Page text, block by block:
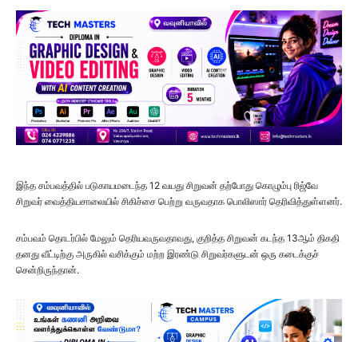
இந்த சம்பவத்தில் படுகாயமடைந்த 12 வயது சிறுவன் தற்போது கொழும்பு ரிஜ்வே
சிறுவர் வைத்தியசாலையில் சிகிச்சை பெற்று வருவதாக பொலிஸார் தெரிவித்துள்ளனர்.
சம்பவம் தொடர்பில் மேலும் தெரியவருவதாவது, குறித்த சிறுவன் கடந்த 13ஆம் திகதி
தனது வீட்டிற்கு அருகில் வசிக்கும் மற்ற இரண்டு சிறுவர்களுடன் ஒரு கடைக்குச்
சென்றிருந்தான்.